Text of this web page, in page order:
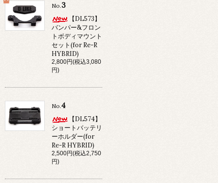
No.3
【DL573】
バンパー&フロン
トボディマウント
セット(for Re-R
HYBRID)
2,800円(税込3,080
円)
No.4
【DL574】
ショートバッテリ
ーホルダー(for
Re-R HYBRID)
2,500円(税込2,750
円)